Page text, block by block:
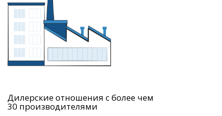
Дилерские отношения с более чем
30 производителями